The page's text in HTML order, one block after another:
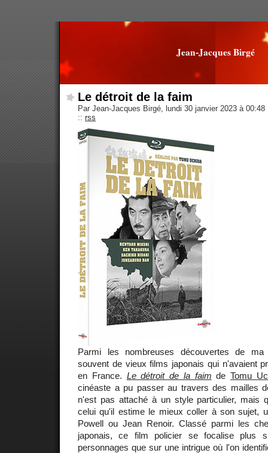
Jean-Jacques Birgé
Le détroit de la faim
Par Jean-Jacques Birgé, lundi 30 janvier 2023 à 00:48
:: rss
Parmi les nombreuses découvertes de ma
souvent de vieux films japonais qui n'avaient
en France. Le détroit de la faim deTomu
cinéaste a pu passer au travers des mailles
n'est pas attaché à un style particulier, mais
celui qu'il estime le mieux coller à son sujet,
Powell ou Jean Renoir. Classé parmi les
japonais, ce film policier se focalise plus
personnages que sur une intrigue où l'on